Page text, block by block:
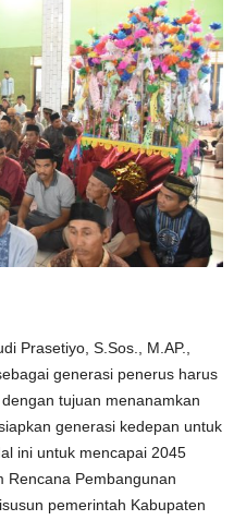
Prasetiyo, S.Sos., M.AP.,
generasi penerus harus
tujuan menanamkan
generasi kedepan untuk
ini untuk mencapai 2045
Rencana Pembangunan
pemerintah Kabupaten